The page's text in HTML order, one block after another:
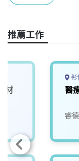
o
推薦工作
材
彰
醫
睿